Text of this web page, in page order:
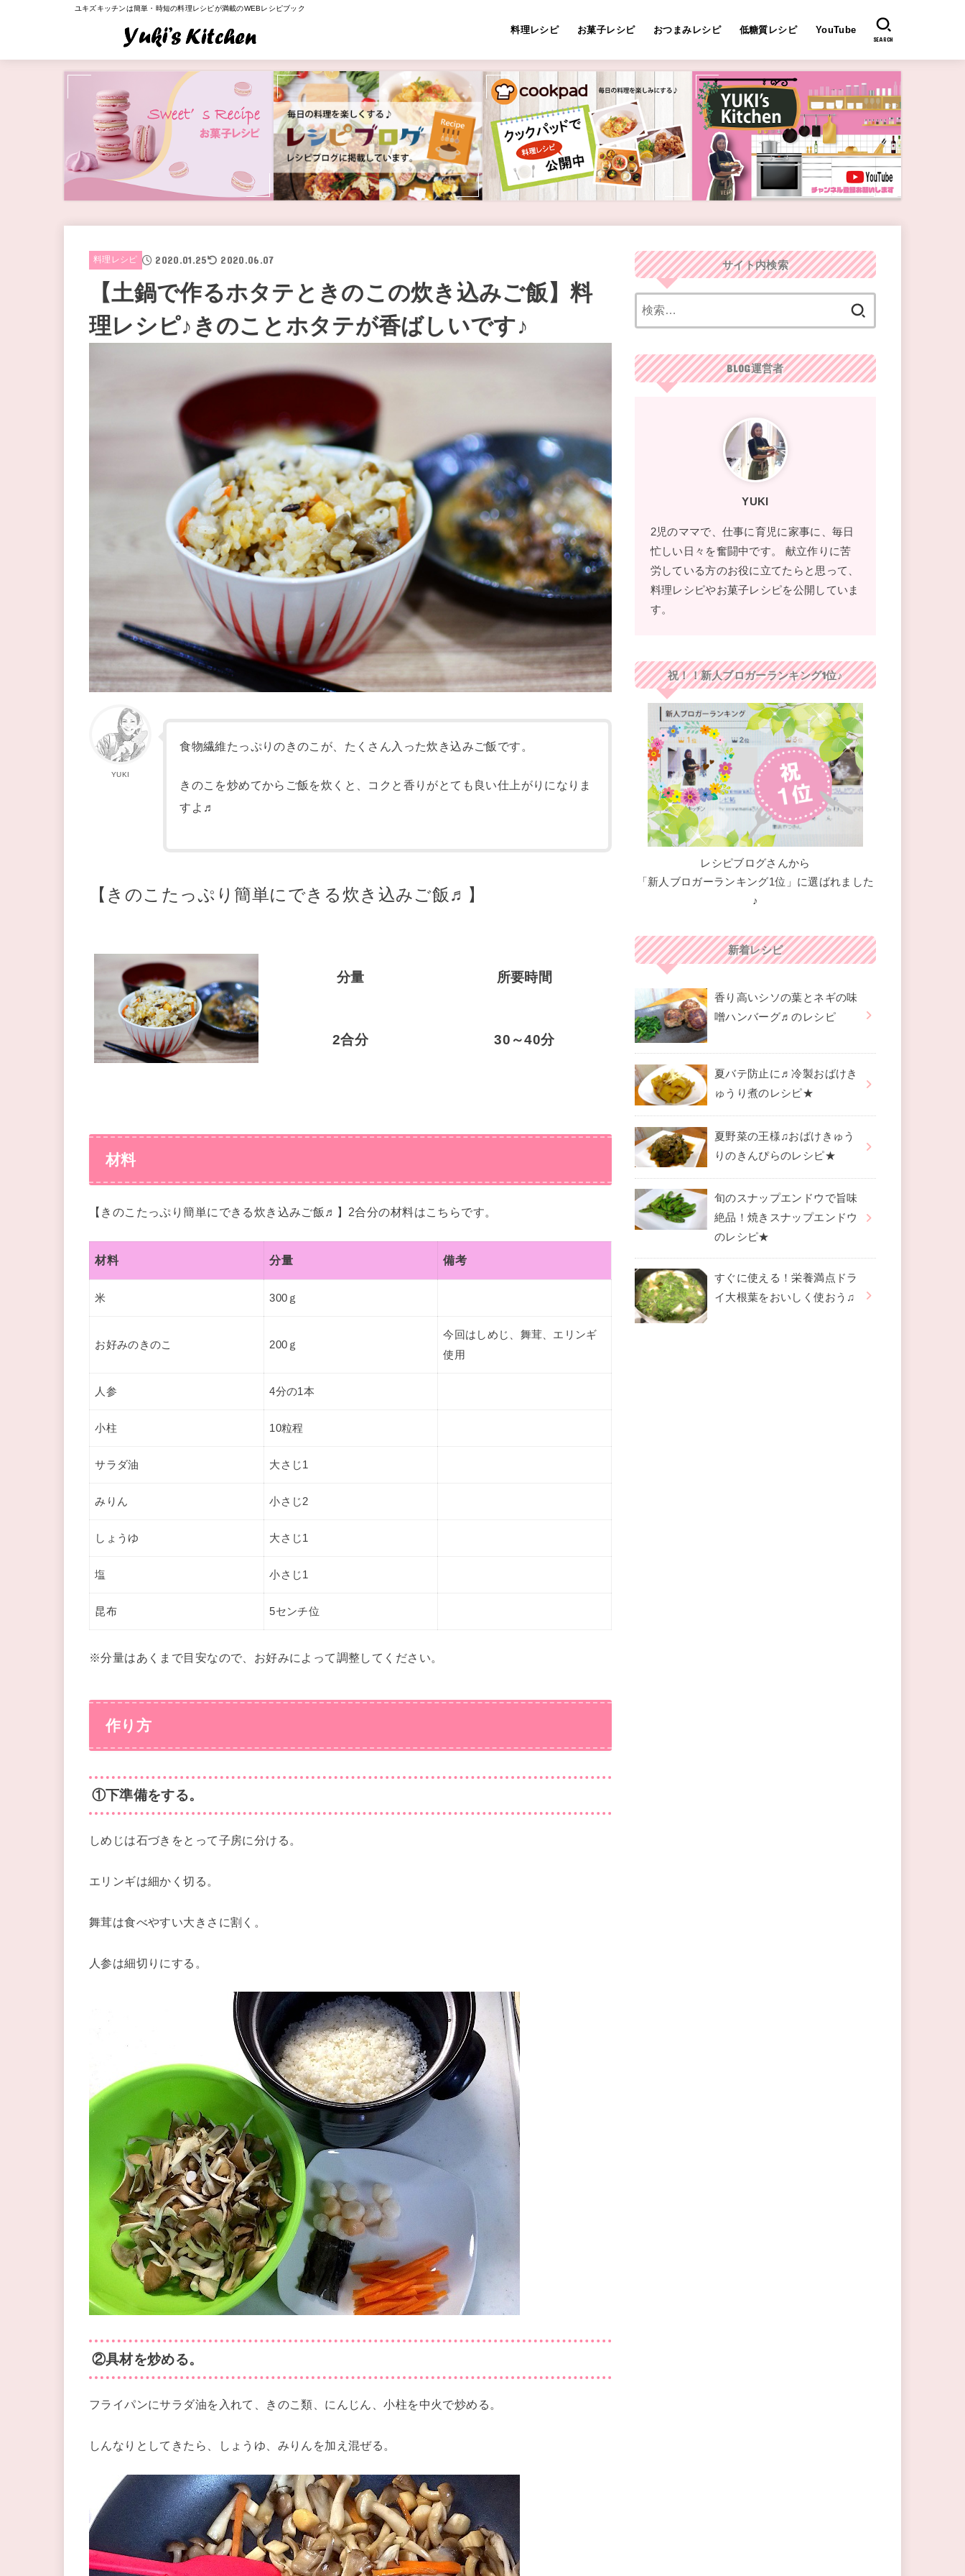
ユキズキッチンは簡単・時短の料理レシピが満載のWEBレシピブック
料理レシピ お菓子レシピ おつまみレシピ 低糖質レシピ YouTube
SEARCH
料理レシピ 2020.01.25 2020.06.07
【土鍋で作るホタテときのこの炊き込みご飯】料
理レシピ♪きのことホタテが香ばしいです♪
YUKI
食物繊維たっぷりのきのこが、たくさん入った炊き込みご飯です。
きのこを炒めてからご飯を炊くと、コクと香りがとても良い仕上がりになりま
すよ♬
【きのこたっぷり簡単にできる炊き込みご飯♬】
分量
2合分
所要時間
30～40分
材料
【きのこたっぷり簡単にできる炊き込みご飯♬】2合分の材料はこちらです。
材料 分量 備考
米 300ｇ
お好みのきのこ 200ｇ
今回はしめじ、舞茸、エリンギ
使用
人参 4分の1本
小柱 10粒程
サラダ油 大さじ1
みりん 小さじ2
しょうゆ 大さじ1
塩 小さじ1
昆布 5センチ位
※分量はあくまで目安なので、お好みによって調整してください。
作り方
①下準備をする。
しめじは石づきをとって子房に分ける。
エリンギは細かく切る。
舞茸は食べやすい大きさに割く。
人参は細切りにする。
②具材を炒める。
フライパンにサラダ油を入れて、きのこ類、にんじん、小柱を中火で炒める。
しんなりとしてきたら、しょうゆ、みりんを加え混ぜる。
サイト内検索
BLOG運営者
YUKI
2児のママで、仕事に育児に家事に、毎日
忙しい日々を奮闘中です。 献立作りに苦
労している方のお役に立てたらと思って、
料理レシピやお菓子レシピを公開していま
す。
祝！！新人ブロガーランキング1位♪
レシピブログさんから
「新人ブロガーランキング1位」に選ばれました
♪
新着レシピ
香り高いシソの葉とネギの味
噌ハンバーグ♬のレシピ
夏バテ防止に♬冷製おばけき
ゅうり煮のレシピ★
夏野菜の王様♫おばけきゅう
りのきんぴらのレシピ★
旬のスナップエンドウで旨味
絶品！焼きスナップエンドウ
のレシピ★
すぐに使える！栄養満点ドラ
イ大根葉をおいしく使おう♫